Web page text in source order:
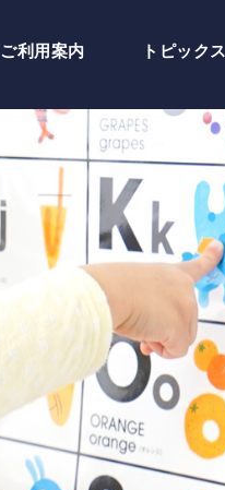
ご利用案内 トピックス